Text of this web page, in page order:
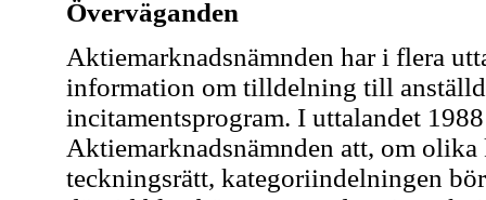
Överväganden
Aktiemarknadsnämnden har i flera
information om tilldelning till
incitamentsprogram. I uttalandet
Aktiemarknadsnämnden att, om
teckningsrätt, kategoriindelningen